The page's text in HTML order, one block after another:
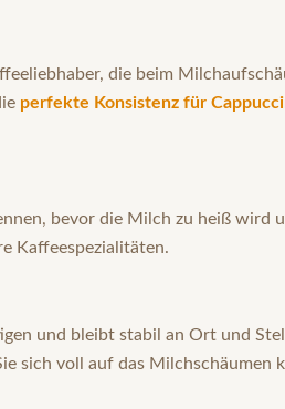
die beim
perfekte Konsistenz für
bevor die Milch zu heiß wird
Kaffeespezialitäten.
und bleibt stabil an Ort und
sich voll auf das Milchschäumen